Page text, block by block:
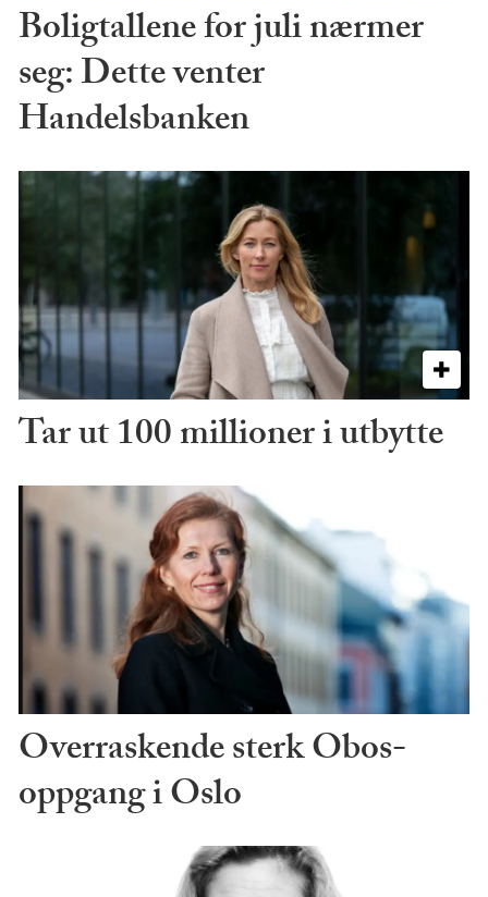
Boligtallene for juli nærmer
seg: Dette venter
Handelsbanken
Tar ut 100 millioner i utbytte
Overraskende sterk Obos-
oppgang i Oslo